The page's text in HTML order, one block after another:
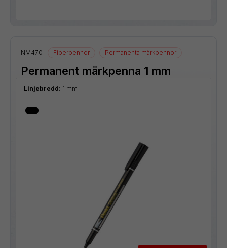
NM470 Fiberpennor Permanenta märkpennor
Permanent märkpenna 1 mm
Linjebredd: 1 mm